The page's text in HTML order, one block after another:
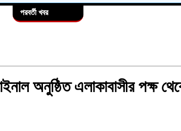
১০
পরবর্তী খবর
অনুষ্ঠিত এলাকাবাসীর পক্ষ